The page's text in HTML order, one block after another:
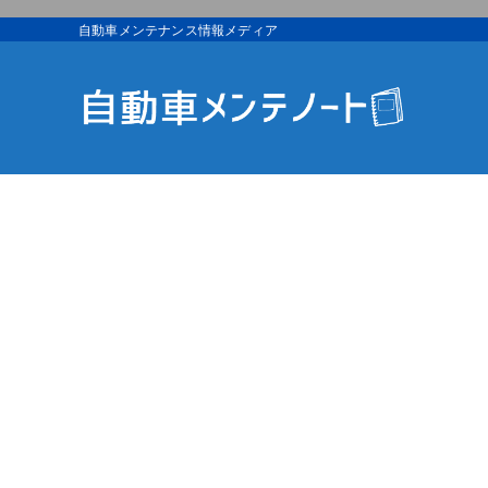
自動車メンテナンス情報メディア